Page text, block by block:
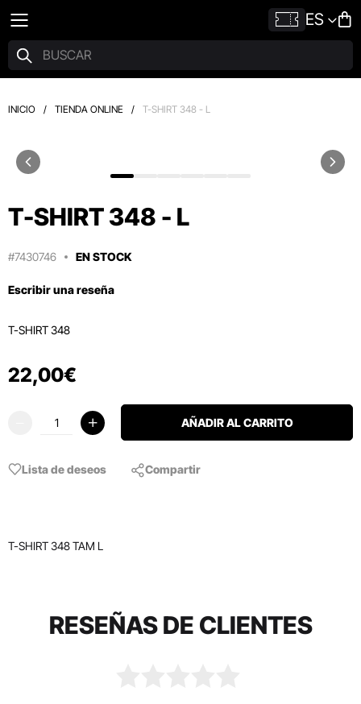
ES
INICIO / TIENDA ONLINE / T-SHIRT 348 - L
T-SHIRT 348 - L
#7430746 EN STOCK
Escribir una reseña
T-SHIRT 348
22,00€
AÑADIR AL CARRITO
Lista de deseos Compartir
T-SHIRT 348 TAM L
RESEÑAS DE CLIENTES